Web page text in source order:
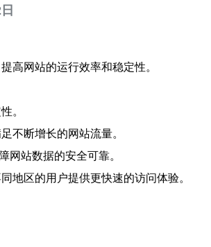
高网站的运行效率和稳定性。
。
不断增长的网站流量。
网站数据的安全可靠。
地区的用户提供更快速的访问体验。